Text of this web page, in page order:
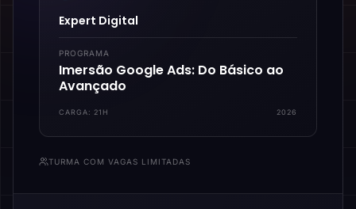
Expert Digital
PROGRAMA
Imersão Google Ads: Do Básico ao
Avançado
CARGA: 21H 2026
TURMA COM VAGAS LIMITADAS